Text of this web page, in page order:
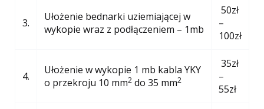
3.
Ułożenie bednarki uziemiającej w
wykopie wraz z podłączeniem – 1mb
50zł
–
100zł
4.
Ułożenie w wykopie 1 mb kabla YKY
o przekroju 10 mm2 do 35 mm2
35zł
–
55zł